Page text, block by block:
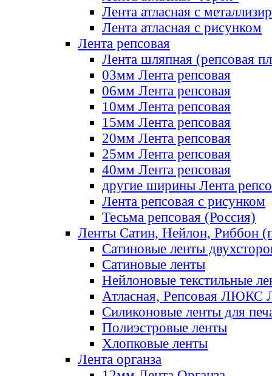
Лента атласная с
Лента атласная с рисунком
Лента репсовая
Лента шляпная (репсовая
03мм Лента репсовая
06мм Лента репсовая
10мм Лента репсовая
15мм Лента репсовая
20мм Лента репсовая
25мм Лента репсовая
40мм Лента репсовая
другие ширины Лента
Лента репсовая с рисунком
Тесьма репсовая (Россия)
Ленты Сатин, Нейлон, Риббон
Сатиновые ленты
Сатиновые ленты
Нейлоновые текстильные
Атласная, Репсовая ЛЮКС
Силиконовые ленты для
Полиэстровые ленты
Хлопковые ленты
Лента органза